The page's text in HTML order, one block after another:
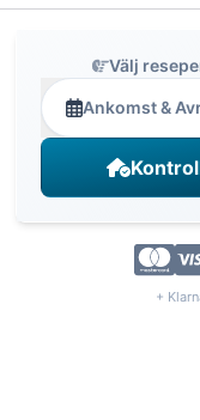
Välj
Ankomst &
+